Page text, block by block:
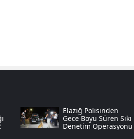
Kırıkkale
Elazığ Polisinden
Gece Boyu Süren Sıkı
Denetim Operasyonu